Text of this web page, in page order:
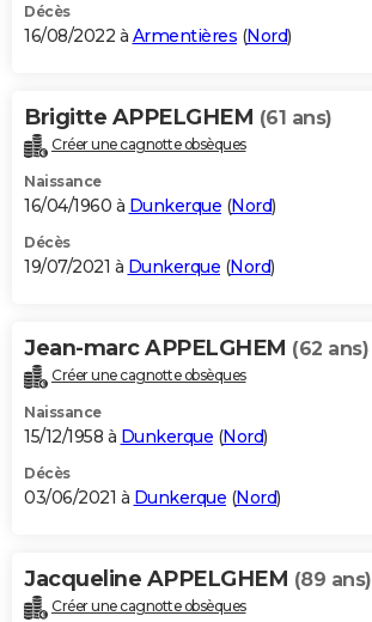
Décès
16/08/2022 à Armentières (Nord)
Brigitte APPELGHEM (61 ans)
Créer une cagnotte obsèques
Naissance
16/04/1960 à Dunkerque (Nord)
Décès
19/07/2021 à Dunkerque (Nord)
Jean-marc APPELGHEM (62 ans)
Créer une cagnotte obsèques
Naissance
15/12/1958 à Dunkerque (Nord)
Décès
03/06/2021 à Dunkerque (Nord)
Jacqueline APPELGHEM (89 ans)
Créer une cagnotte obsèques